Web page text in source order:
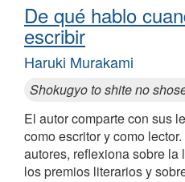
De qué hablo
escribir
Haruki Murakami
Shokugyo to shite no
El autor comparte con sus
como escritor y como
autores, reflexiona sobre la
los premios literarios y